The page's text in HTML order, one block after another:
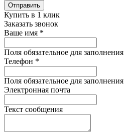
Отправить
Купить в 1 клик
Заказать звонок
Ваше имя *
Поля обязательное для заполнения
Телефон *
Поля обязательное для заполнения
Электронная почта
Текст сообщения